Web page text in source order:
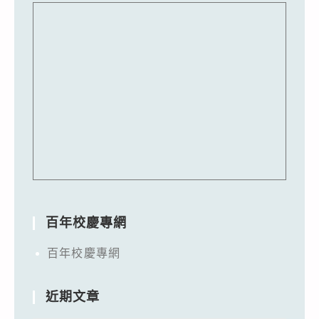
百年校慶專網
百年校慶專網
近期文章